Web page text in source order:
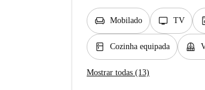
chair Mobilado tv TV
kitchen Cozinha equipada balcony
Mostrar todas (13)